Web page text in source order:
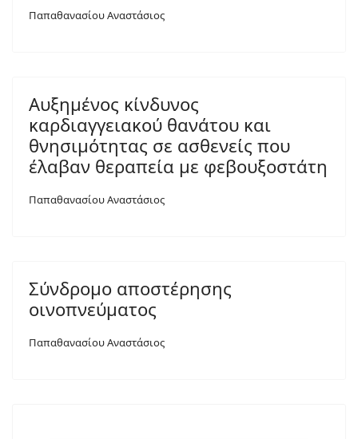
Παπαθανασίου Αναστάσιος
Αυξημένος κίνδυνος
καρδιαγγειακού θανάτου και
θνησιμότητας σε ασθενείς που
έλαβαν θεραπεία με φεβουξοστάτη
Παπαθανασίου Αναστάσιος
Σύνδρομο αποστέρησης
οινοπνεύματος
Παπαθανασίου Αναστάσιος